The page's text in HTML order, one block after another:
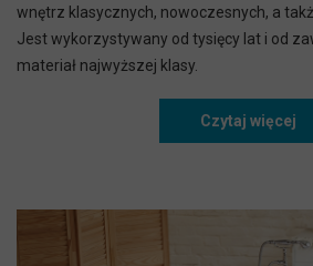
wnętrz klasycznych, nowoczesnych, a
Jest wykorzystywany od tysięcy lat i od
materiał najwyższej klasy.
Czytaj więcej